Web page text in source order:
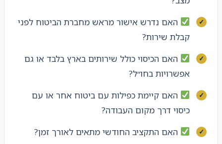
האם נדרש אישור מראש מחברת הביטוח לפני
קבלת שירות?
האם הכיסוי כולל שירותים בארץ בלבד או גם
אפשרויות בחו״ל?
האם קיימת כפילות עם ביטוח אחר או עם
כיסוי דרך מקום העבודה?
האם התקציב החודשי מתאים לאורך זמן?